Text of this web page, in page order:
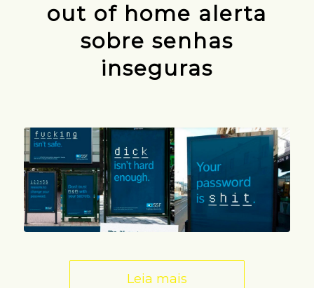
out of home alerta
sobre senhas
inseguras
Leia mais